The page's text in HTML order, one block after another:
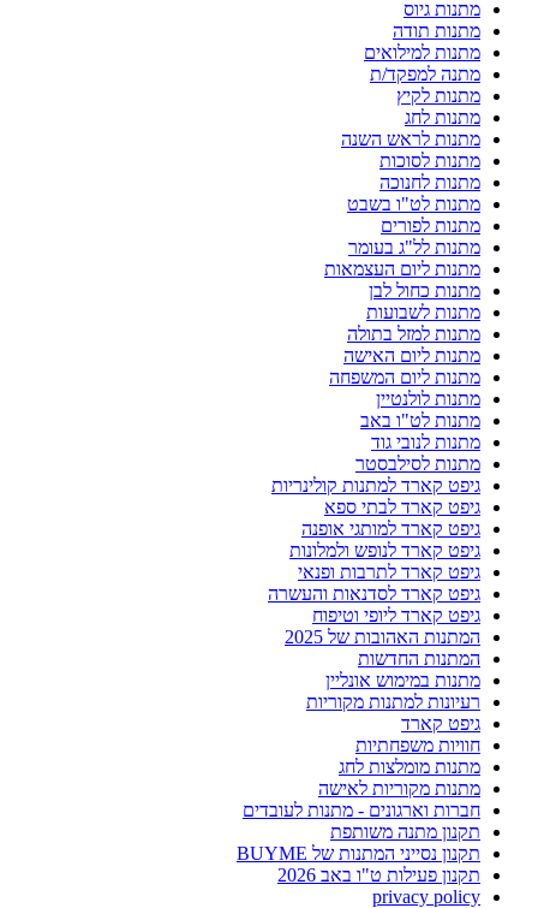
מתנות גיוס
מתנות תודה
מתנות למילואים
מתנה למפקד/ת
מתנות לקיץ
מתנות לחג
מתנות לראש השנה
מתנות לסוכות
מתנות לחנוכה
מתנות לט"ו בשבט
מתנות לפורים
מתנות לל"ג בעומר
מתנות ליום העצמאות
מתנות כחול לבן
מתנות לשבועות
מתנות למזל בתולה
מתנות ליום האישה
מתנות ליום המשפחה
מתנות לולנטיין
מתנות לט"ו באב
מתנות לנובי גוד
מתנות לסילבסטר
גיפט קארד למתנות קולינריות
גיפט קארד לבתי ספא
גיפט קארד למותגי אופנה
גיפט קארד לנופש ולמלונות
גיפט קארד לתרבות ופנאי
גיפט קארד לסדנאות והעשרה
גיפט קארד ליופי וטיפוח
המתנות האהובות של 2025
המתנות החדשות
מתנות במימוש אונליין
רעיונות למתנות מקוריות
גיפט קארד
חוויות משפחתיות
מתנות מומלצות לחג
מתנות מקוריות לאישה
חברות וארגונים - מתנות לעובדים
תקנון מתנה משותפת
תקנון נסייני המתנות של BUYME
תקנון פעילות ט"ו באב 2026
privacy policy